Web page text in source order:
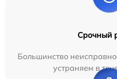
Срочный
Большинство
устраняем в